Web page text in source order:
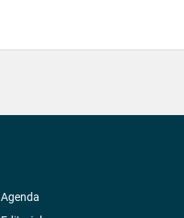
Agenda